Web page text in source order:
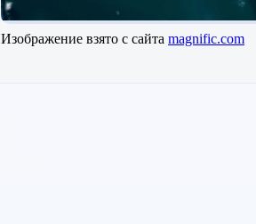
Изображение взято с сайта magnific.com